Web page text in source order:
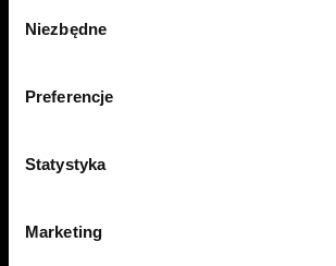
Polityki
Polityki Prywatności Google
zgody
Niezbędne
Preferencje
Statystyka
Marketing
Pomożemy przy migracji
do modelu FBA